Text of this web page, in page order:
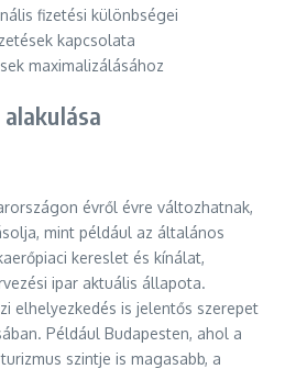
fizetési különbségei
kapcsolata
maximalizálásához
évről évre változhatnak,
mint például az általános
kereslet és kínálat,
ipar aktuális állapota.
elhelyezkedés is jelentős szerepet
Például Budapesten, ahol a
szintje is magasabb, a